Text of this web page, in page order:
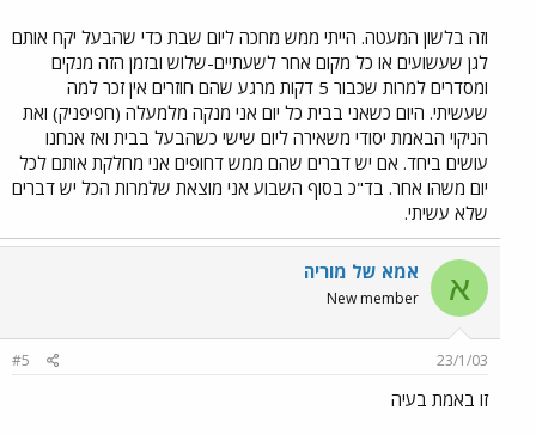
וזה בלשון המעטה. הייתי ממש מחכה ליום שבת כדי שהבעל יקח אותם
לגן שעשועים או כל מקום אחר לשעתיים-שלוש ובזמן הזה מנקים
ומסדרים למרות שכבור 5 דקות מרגע שהם חוזרים אין זכר למה
שעשיתי. היום כשאני בבית כל יום אני מנקה מלמעלה (חפיפניק) ואת
הניקוי הבאמת יסודי משאירה ליום שישי כשהבעל בבית ואז אנחנו
עושים ביחד. אם יש דברים שהם ממש דחופים אני מחלקת אותם לכל
יום משהו אחר. בד"כ בסוף השבוע אני מוצאת שלמרות הכל יש דברים
שלא עשיתי.
א אמא של מוריה
New member
23/1/03
#5
זו באמת בעיה